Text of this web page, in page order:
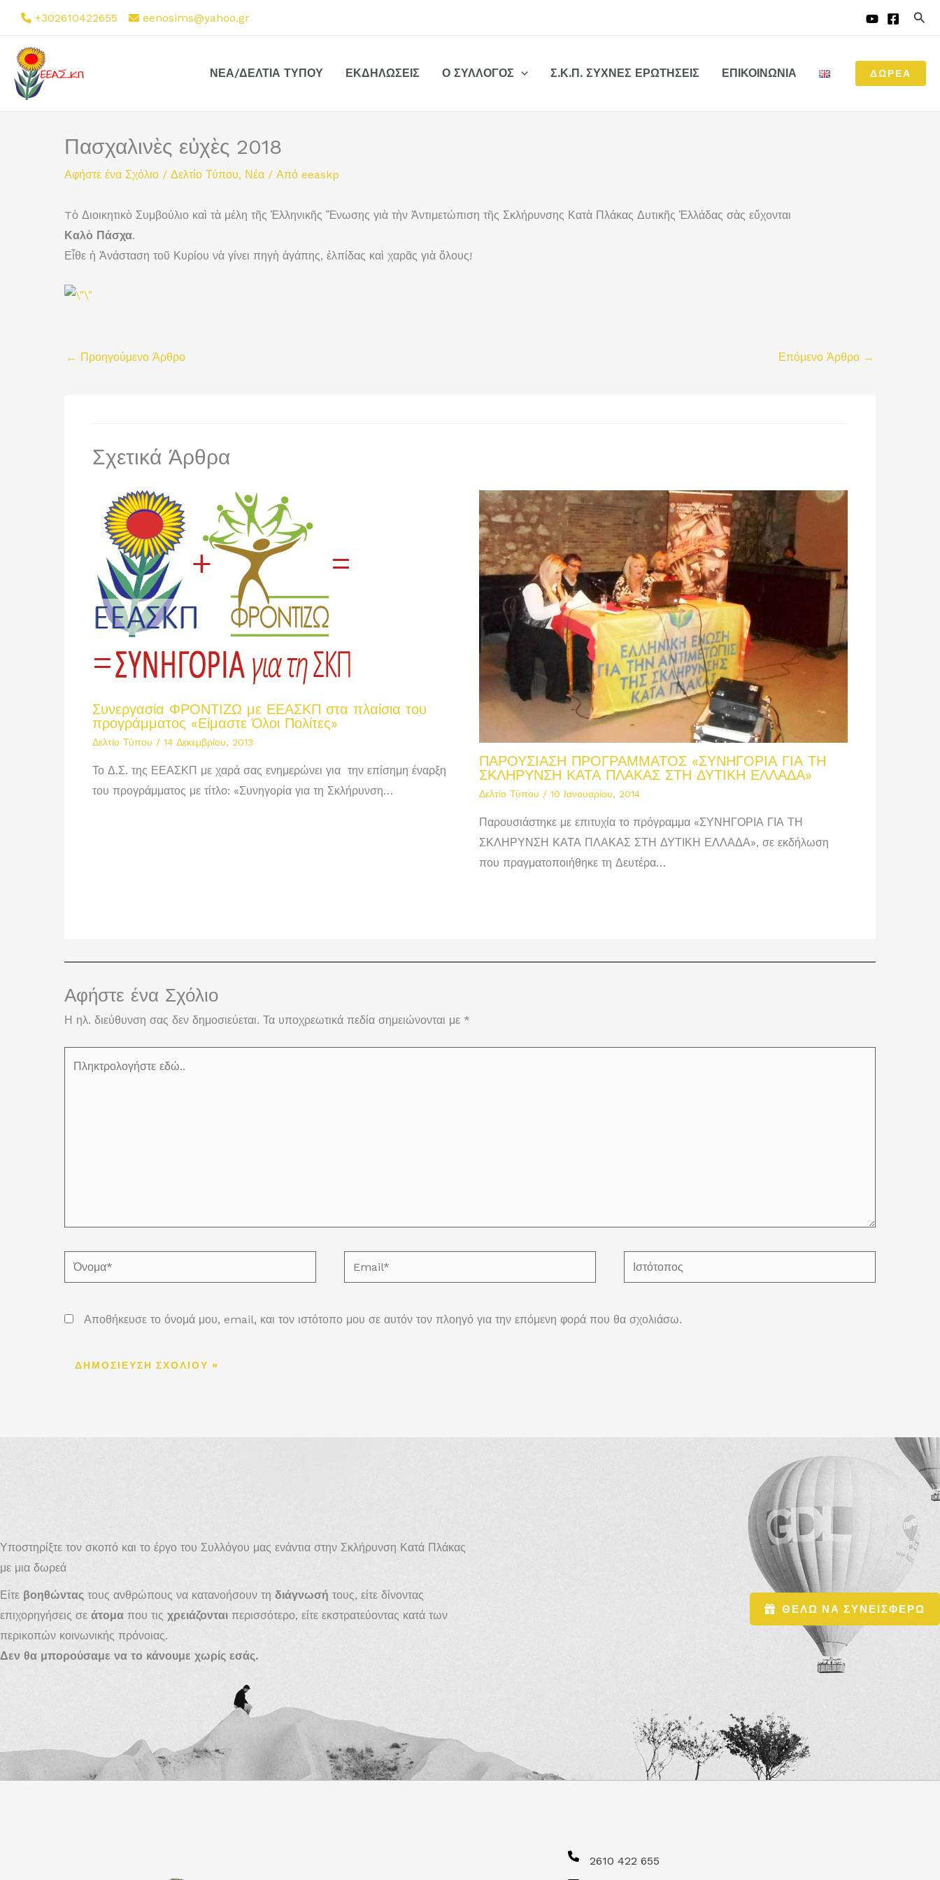
Μετάβαση
περιεχόμενο
+302610422655 eenosims@yahoo.gr
ΝΈΑ/ΔΕΛΤΊΑ ΤΎΠΟΥ ΕΚΔΗΛΏΣΕΙΣ Ο ΣΎΛΛΟΓΟΣ Σ.Κ.Π. ΣΥΧΝΈΣ ΕΡΩΤΉΣΕΙΣ ΕΠΙΚΟΙΝΩΝΊΑ ΔΩΡΕΑ
Πασχαλινὲς εὐχὲς 2018
Αφήστε ένα Σχόλιο / Δελτίο Τύπου, Νέα / Από eeaskp
Tὸ Διοικητικὸ Συμβούλιο καὶ τὰ μέλη τῆς Ἑλληνικῆς Ἔνωσης γιὰ τὴν Ἀντιμετώπιση τῆς Σκλήρυνσης Κατὰ Πλάκας Δυτικῆς Ἑλλάδας σὰς εὔχονται
Καλὸ Πάσχα.
Εἶθε ἡ Ἀνάσταση τοῦ Κυρίου νὰ γίνει πηγὴ ἀγάπης, ἐλπίδας καὶ χαρᾶς γιὰ ὅλους!
← Προηγούμενο Άρθρο Επόμενο Άρθρο →
Σχετικά Άρθρα
Συνεργασία ΦΡΟΝΤΙΖΩ με ΕΕΑΣΚΠ στα πλαίσια του
προγράμματος «Είμαστε Όλοι Πολίτες»
Δελτίο Τύπου / 14 Δεκεμβρίου, 2013
Το Δ.Σ. της ΕΕΑΣΚΠ με χαρά σας ενημερώνει για την επίσημη έναρξη
του προγράμματος με τίτλο: «Συνηγορία για τη Σκλήρυνση…
ΠΑΡΟΥΣΙΑΣΗ ΠΡΟΓΡΑΜΜΑΤΟΣ «ΣΥΝΗΓΟΡΙΑ ΓΙΑ ΤΗ
ΣΚΛΗΡΥΝΣΗ ΚΑΤΑ ΠΛΑΚΑΣ ΣΤΗ ΔΥΤΙΚΗ ΕΛΛΑΔΑ»
Δελτίο Τύπου / 10 Ιανουαρίου, 2014
Παρουσιάστηκε με επιτυχία το πρόγραμμα «ΣΥΝΗΓΟΡΙΑ ΓΙΑ ΤΗ
ΣΚΛΗΡΥΝΣΗ ΚΑΤΑ ΠΛΑΚΑΣ ΣΤΗ ΔΥΤΙΚΗ ΕΛΛΑΔΑ», σε εκδήλωση
που πραγματοποιήθηκε τη Δευτέρα…
Αφήστε ένα Σχόλιο
Η ηλ. διεύθυνση σας δεν δημοσιεύεται. Τα υποχρεωτικά πεδία σημειώνονται με *
Όνομα* Email* Ιστότοπος
Αποθήκευσε το όνομά μου, email, και τον ιστότοπο μου σε αυτόν τον πλοηγό για την επόμενη φορά που θα σχολιάσω.
Υποστηρίξτε τον σκοπό και το έργο του Συλλόγου μας ενάντια στην Σκλήρυνση Κατά Πλάκας
με μια δωρεά
Είτε βοηθώντας τους ανθρώπους να κατανοήσουν τη διάγνωσή τους, είτε δίνοντας
επιχορηγήσεις σε άτομα που τις χρειάζονται περισσότερο, είτε εκστρατεύοντας κατά των
περικοπών κοινωνικής πρόνοιας.
Δεν θα μπορούσαμε να το κάνουμε χωρίς εσάς.
ΘΕΛΩ ΝΑ ΣΥΝΕΙΣΦΕΡΩ
2610 422 655